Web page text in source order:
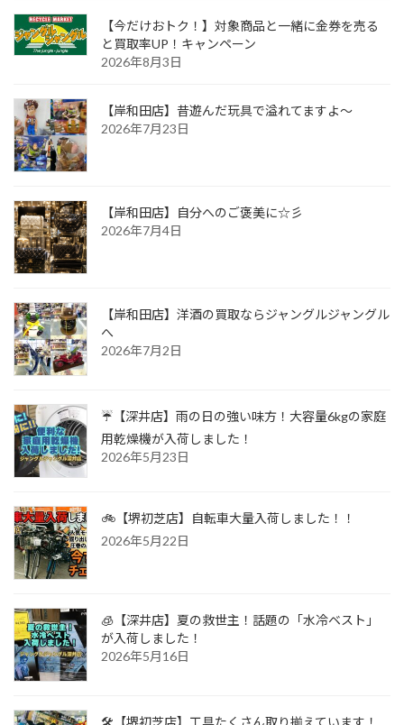
【今だけおトク！】対象商品と一緒に金券を売る
と買取率UP！キャンペーン
2026年8月3日
【岸和田店】昔遊んだ玩具で溢れてますよ～
2026年7月23日
【岸和田店】自分へのご褒美に☆彡
2026年7月4日
【岸和田店】洋酒の買取ならジャングルジャングル
へ
2026年7月2日
☔【深井店】雨の日の強い味方！大容量6kgの家庭
用乾燥機が入荷しました！
2026年5月23日
🚲【堺初芝店】自転車大量入荷しました！！
2026年5月22日
🧊【深井店】夏の救世主！話題の「水冷ベスト」
が入荷しました！
2026年5月16日
🛠️【堺初芝店】工具たくさん取り揃えています！